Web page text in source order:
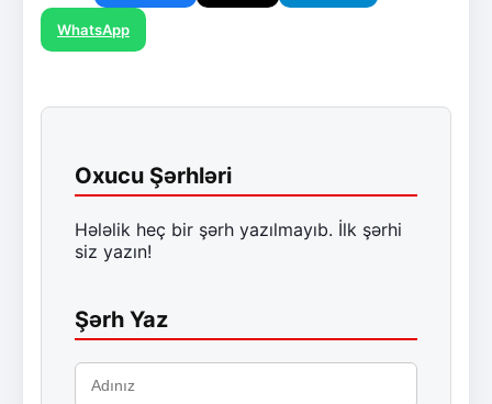
WhatsApp
Oxucu Şərhləri
Hələlik heç bir şərh yazılmayıb. İlk şərhi
siz yazın!
Şərh Yaz